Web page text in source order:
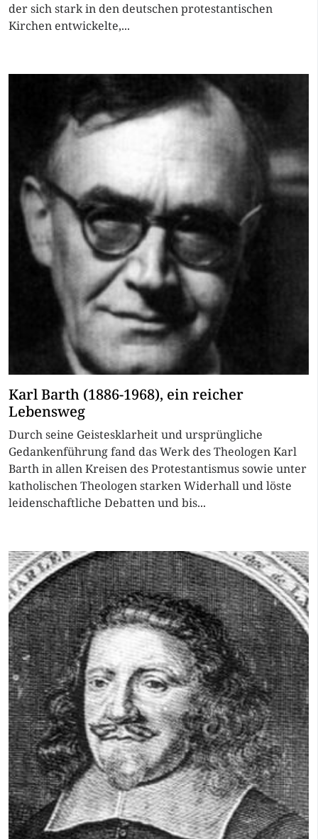
der sich stark in den deutschen protestantischen
Kirchen entwickelte,...
Karl Barth (1886-1968), ein reicher
Lebensweg
Durch seine Geistesklarheit und ursprüngliche
Gedankenführung fand das Werk des Theologen Karl
Barth in allen Kreisen des Protestantismus sowie unter
katholischen Theologen starken Widerhall und löste
leidenschaftliche Debatten und bis...